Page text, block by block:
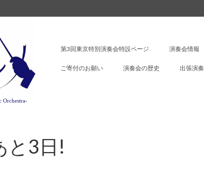
Orchestra-
第3回東京特別演奏会特設ページ 演奏会情報
ご寄付のお願い 演奏会の歴史 出張演奏
と3日!